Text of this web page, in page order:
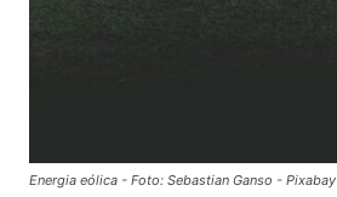
Energia eólica - Foto: Sebastian Ganso - Pixabay